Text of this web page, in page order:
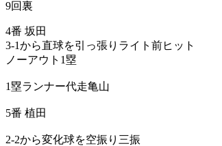
9回裏
4番 坂田
3-1から直球を引っ張りライト前ヒット
ノーアウト1塁
1塁ランナー代走亀山
5番 植田
2-2から変化球を空振り三振